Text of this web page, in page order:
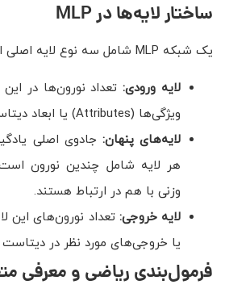
ساختار لایه‌ها در MLP
یک شبکه MLP شامل سه نوع لایه اصلی است:
لایه ورودی: تعداد نورون‌ها در این
ویژگی‌ها (Attributes) یا ابعاد دیتاست شماست.
لایه‌های پنهان: جادوی اصلی
هر لایه شامل چندین نورون
وزنی با هم در ارتباط هستند.
لایه خروجی:تعداد نورون‌های این
یا خروجی‌های مورد نظر در
فرمول‌بندی ریاضی و معرفی